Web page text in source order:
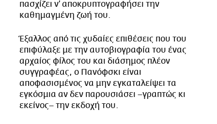
πασχίζει ν’ αποκρυπτογραφήσει την
καθημαγμένη ζωή του.
Έξαλλος από τις χυδαίες επιθέσεις που του
επιφύλαξε με την αυτοβιογραφία του ένας
αρχαίος φίλος του και διάσημος πλέον
συγγραφέας, ο Πανόφσκι είναι
αποφασισμένος να μην εγκαταλείψει τα
εγκόσμια αν δεν παρουσιάσει –γραπτώς κι
εκείνος– την εκδοχή του.